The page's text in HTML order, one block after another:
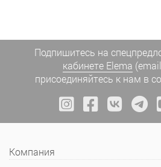
Подпишитесь на
кабинете Elema
присоединяйтесь к нам в
Компания